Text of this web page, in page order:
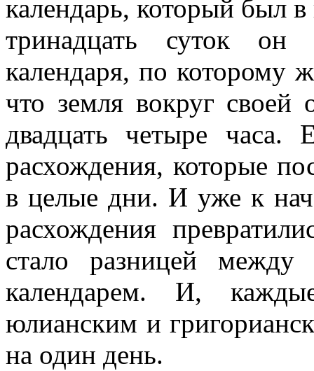
календарь, который был
тринадцать суток он
календаря, по которому
что земля вокруг своей
двадцать четыре часа.
расхождения, которые
в целые дни. И уже к
расхождения
стало разницей между
календарем. И,
юлианским и
на один день.